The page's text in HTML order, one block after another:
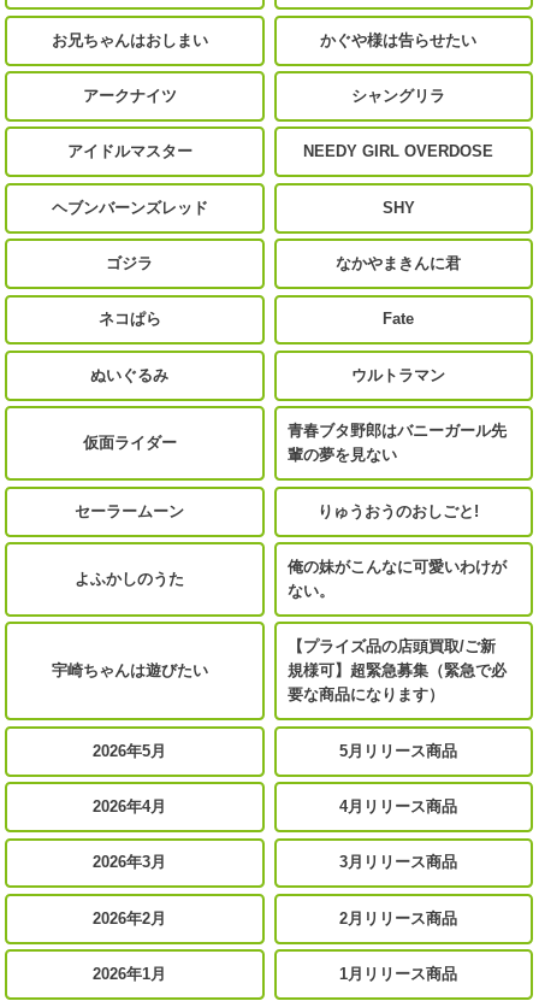
お兄ちゃんはおしまい かぐや様は告らせたい
アークナイツ シャングリラ
アイドルマスター NEEDY GIRL OVERDOSE
ヘブンバーンズレッド SHY
ゴジラ なかやまきんに君
ネコぱら Fate
ぬいぐるみ ウルトラマン
仮面ライダー
青春ブタ野郎はバニーガール先
輩の夢を見ない
セーラームーン りゅうおうのおしごと!
よふかしのうた
俺の妹がこんなに可愛いわけが
ない。
宇崎ちゃんは遊びたい
【プライズ品の店頭買取/ご新
規様可】超緊急募集（緊急で必
要な商品になります）
2026年5月 5月リリース商品
2026年4月 4月リリース商品
2026年3月 3月リリース商品
2026年2月 2月リリース商品
2026年1月 1月リリース商品